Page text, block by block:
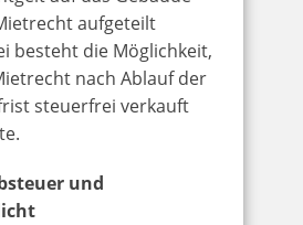
aufgeteilt
besteht die Möglichkeit,
nach Ablauf der
steuerfrei verkauft
und